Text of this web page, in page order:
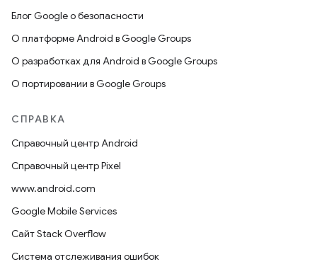
Блог Google о безопасности
О платформе Android в Google Groups
О разработках для Android в Google Groups
О портировании в Google Groups
СПРАВКА
Справочный центр Android
Справочный центр Pixel
www.android.com
Google Mobile Services
Сайт Stack Overflow
Система отслеживания ошибок